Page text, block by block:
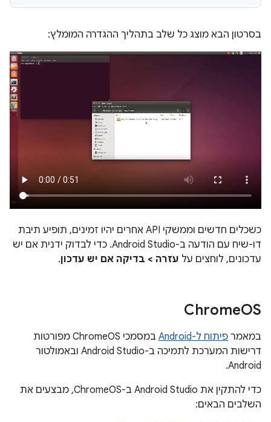
בסרטון הבא מוצג כל שלב בתהליך ההגדרה המומלץ:
כשכלים חדשים וממשקי API אחרים יהיו זמינים, תופיע תיבת
דו-שיח עם הודעה ב-Android Studio. כדי לבדוק ידנית אם יש
עדכונים, לוחצים על עזרה > בדיקה אם יש עדכון.
ChromeOS
במאמר פיתוח ל-Android
במסמכי ChromeOS מפורטות
דרישות המערכת לתמיכה ב-Android Studio ובאמולטור
Android.
כדי להתקין את Android Studio ב-ChromeOS, מבצעים את
השלבים הבאים: